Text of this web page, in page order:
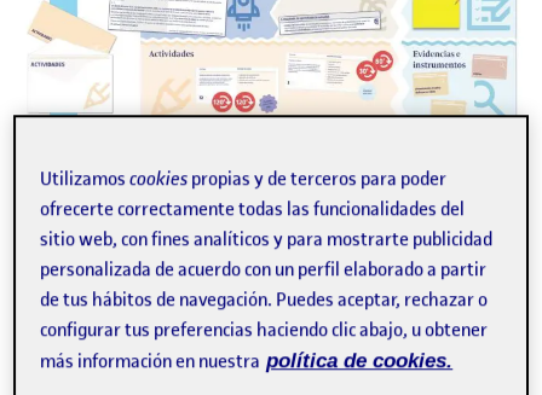
Infografía
Encaja. Dinámica y elementos
del juego
Utilizamoscookies propias y de terceros para poder
ofrecerte correctamente todas las funcionalidades del
sitio web, con fines analíticos y para mostrarte publicidad
personalizada de acuerdo con un perfil elaborado a partir
de tus hábitos de navegación. Puedes aceptar, rechazar o
configurar tus preferencias haciendo clic abajo, u obtener
más información en nuestra política de cookies.